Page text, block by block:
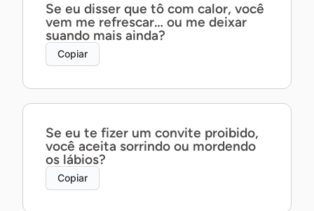
Se eu disser que tô com calor, você
vem me refrescar… ou me deixar
suando mais ainda?
Copiar
Se eu te fizer um convite proibido,
você aceita sorrindo ou mordendo
os lábios?
Copiar